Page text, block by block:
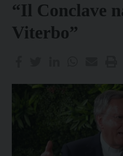
“Il Conclave
Viterbo”